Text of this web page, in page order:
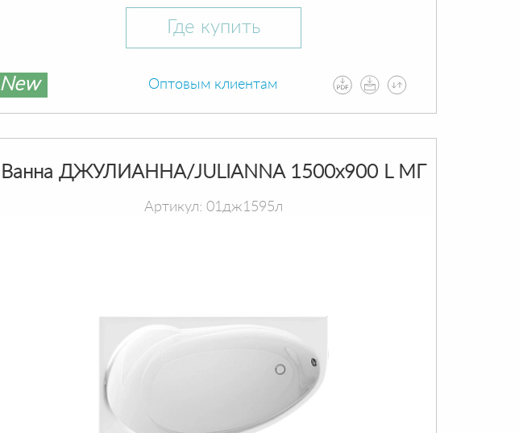
Где купить
New Оптовым клиентам
Ванна ДЖУЛИАННА/JULIANNA 1500х900 L МГ
Артикул: 01дж1595л